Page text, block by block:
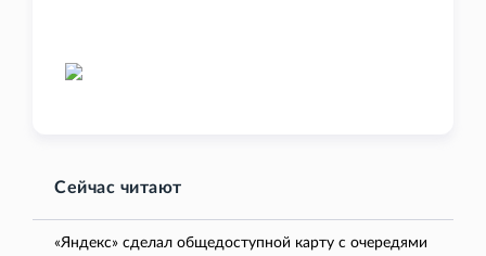
Сейчас читают
«Яндекс» сделал общедоступной карту с очередями